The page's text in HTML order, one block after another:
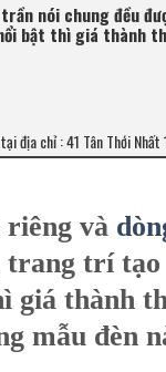
nói chung đều
bật thì giá thành
chỉ : 41 Tân Thới Nhất
riêng và
trí
giá thành
mẫu đèn